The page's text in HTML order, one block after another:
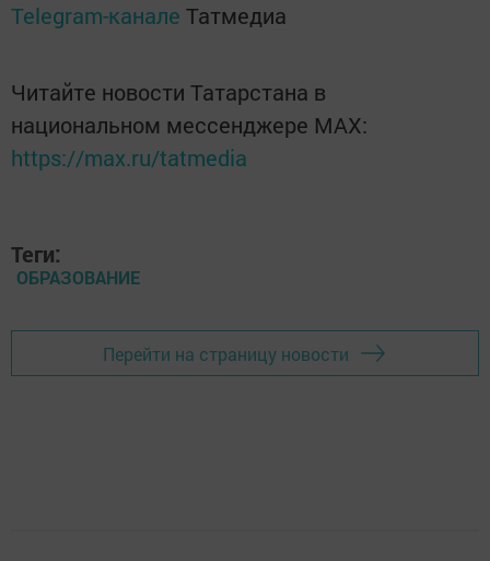
Telegram-канале Татмедиа
Читайте новости Татарстана в
национальном мессенджере MАХ:
https://max.ru/tatmedia
Теги:
ОБРАЗОВАНИЕ
Перейти на страницу новости